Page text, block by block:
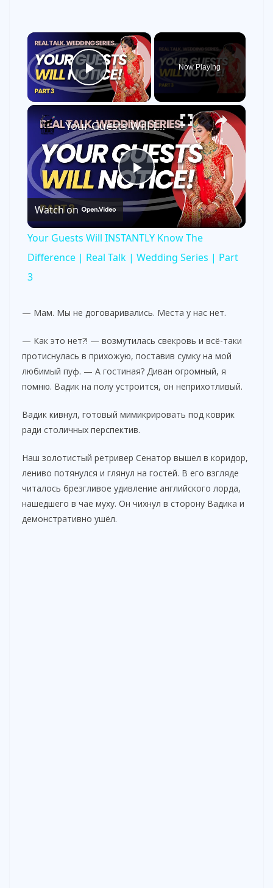
×
Play Video
Now Playing
×
P
l
a
i
o
Your Guests Will INSTANTLY Know The Difference | Real Talk | Wedding Series | Part 3
Watch on
Your Guests Will INSTANTLY Know The
Difference | Real Talk | Wedding Series | Part
3
— Мам. Мы не договаривались. Места у нас нет.
— Как это нет?! — возмутилась свекровь и всё-таки
протиснулась в прихожую, поставив сумку на мой
любимый пуф. — А гостиная? Диван огромный, я
помню. Вадик на полу устроится, он неприхотливый.
Вадик кивнул, готовый мимикрировать под коврик
ради столичных перспектив.
Наш золотистый ретривер Сенатор вышел в коридор,
лениво потянулся и глянул на гостей. В его взгляде
читалось брезгливое удивление английского лорда,
нашедшего в чае муху. Он чихнул в сторону Вадика и
демонстративно ушёл.